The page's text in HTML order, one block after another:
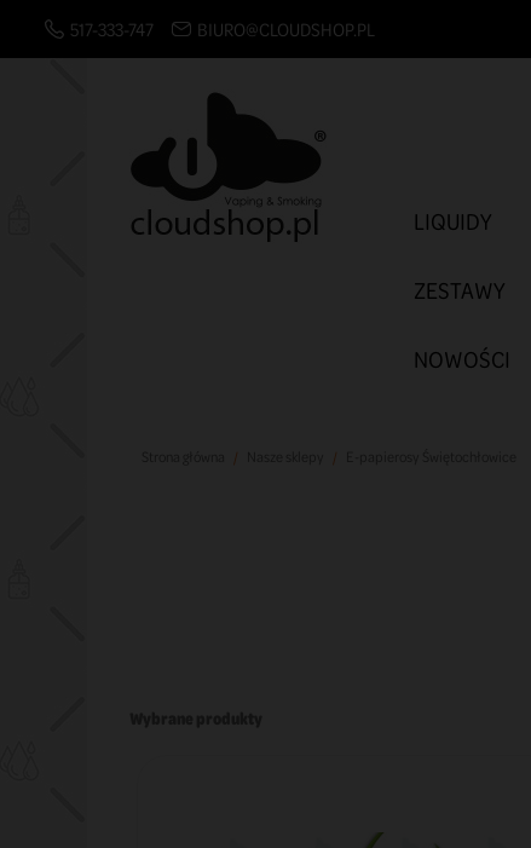
517-333-747 BIURO@CLOUDSHOP.PL
LIQUIDY
ZESTAWY
NOWOŚCI